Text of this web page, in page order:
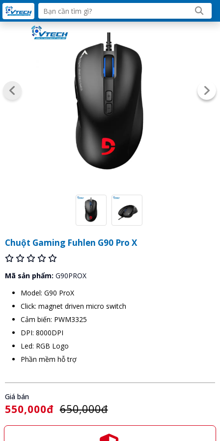
Chuột Gaming Fuhlen G90 Pro X
Mã sản phẩm: G90PROX
Model: G90 ProX
Click: magnet driven micro switch
Cảm biến: PWM3325
DPI: 8000DPI
Led: RGB Logo
Phần mềm hỗ trợ
Giá bán
550,000đ 650,000đ